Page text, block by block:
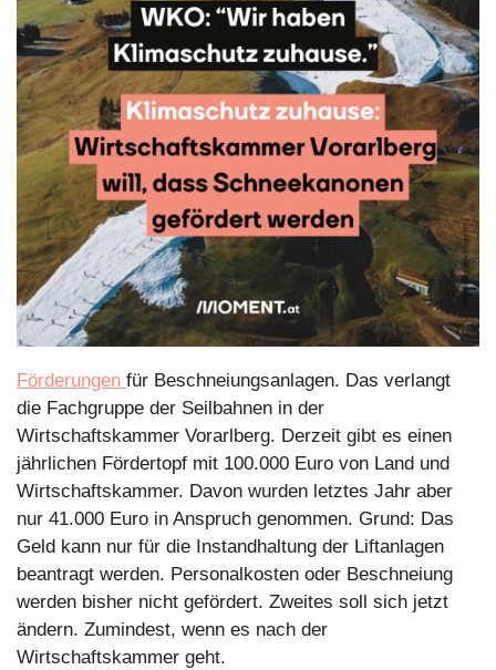
Förderungen für Beschneiungsanlagen. Das verlangt
die Fachgruppe der Seilbahnen in der
Wirtschaftskammer Vorarlberg. Derzeit gibt es einen
jährlichen Fördertopf mit 100.000 Euro von Land und
Wirtschaftskammer. Davon wurden letztes Jahr aber
nur 41.000 Euro in Anspruch genommen. Grund: Das
Geld kann nur für die Instandhaltung der Liftanlagen
beantragt werden. Personalkosten oder Beschneiung
werden bisher nicht gefördert. Zweites soll sich jetzt
ändern. Zumindest, wenn es nach der
Wirtschaftskammer geht.